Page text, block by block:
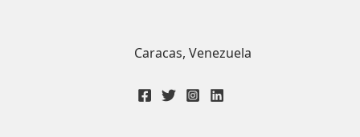
Caracas, Venezuela